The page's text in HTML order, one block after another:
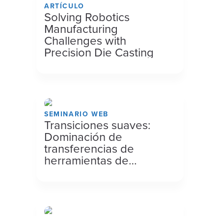
ARTÍCULO
Solving Robotics
Manufacturing
Challenges with
Precision Die Casting
SEMINARIO WEB
Transiciones suaves:
Dominación de
transferencias de
herramientas de